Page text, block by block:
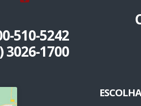
510-5242
3026-1700